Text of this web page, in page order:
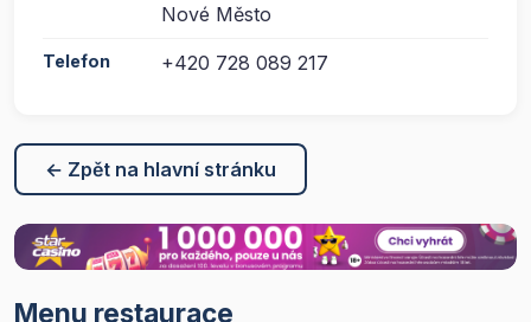
Nové Město
Telefon +420 728 089 217
← Zpět na hlavní stránku
Menu restaurace